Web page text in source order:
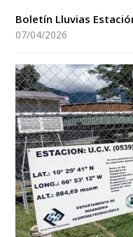
Boletín Lluvias
07/04/2026